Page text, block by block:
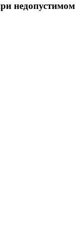
недопустимом